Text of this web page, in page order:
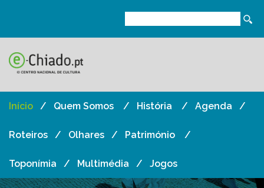
Início Quem Somos História Agenda
Roteiros Olhares Património
Toponímia Multimédia Jogos